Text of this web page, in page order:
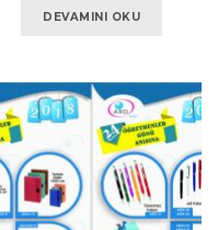
DEVAMINI OKU